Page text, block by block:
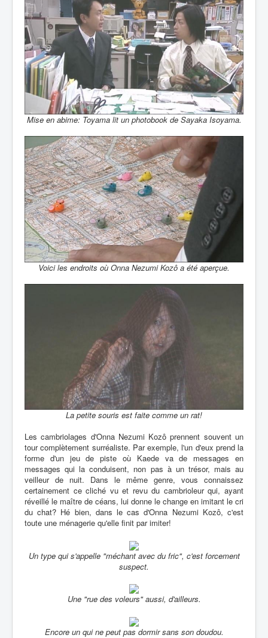
Mise en abime: Toyama lit un photobook de Sayaka Isoyama.
Voici les endroits où Onna Nezumi Kozô a été aperçue.
La petite souris est faite comme un rat!
Les cambriolages d'Onna Nezumi Kozô prennent souvent un
tour complètement surréaliste. Par exemple, l'un d'eux prend la
forme d'un jeu de piste où Kaede va de messages en
messages qui la conduisent, non pas à un trésor, mais au
veilleur de nuit. Dans le même genre, vous connaissez
certainement ce cliché vu et revu du cambrioleur qui, ayant
réveillé le maître de céans, lui donne le change en imitant le cri
du chat? Hé bien, dans le cas d'Onna Nezumi Kozô, c'est
toute une ménagerie qu'elle finit par imiter!
Un type qui s'appelle "méchant avec du fric", c'est forcement
suspect.
Une "rue des voleurs" aussi, d'ailleurs.
Encore un qui ne peut pas dormir sans son doudou.